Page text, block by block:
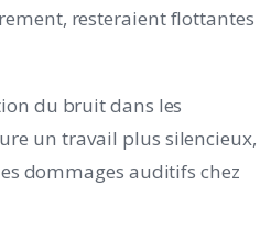
resteraient flottantes
du bruit dans les
un travail plus silencieux,
dommages auditifs chez